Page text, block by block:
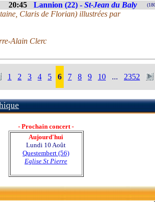
20:45 Lannion (22) - St-Jean du Baly
Claris de Florian) illustrées par
Alain Clerc
1 2 3 4 5 6 7 8 9 10 ... 2352
- Prochain concert -
Aujourd'hui
Lundi 10 Août
Questembert (56)
Eglise St Pierre